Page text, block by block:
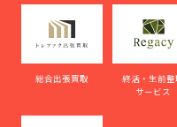
総合出張買取
終活・生前整
サービス